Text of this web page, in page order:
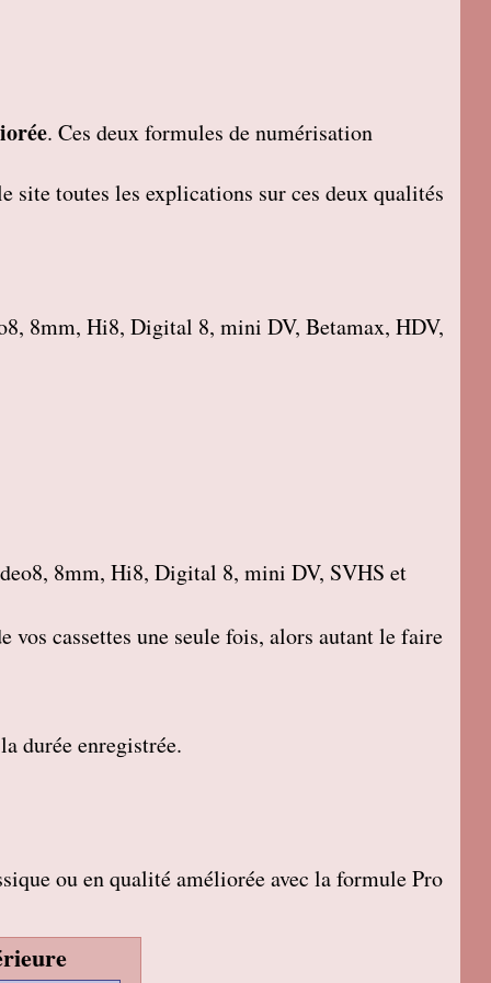
. Ces deux formules de numérisation
site toutes les explications sur ces deux qualités
8mm, Hi8, Digital 8, mini DV, Betamax, HDV,
8mm, Hi8, Digital 8, mini DV, SVHS et
cassettes une seule fois, alors autant le faire
durée enregistrée.
ou en qualité améliorée avec la formule Pro